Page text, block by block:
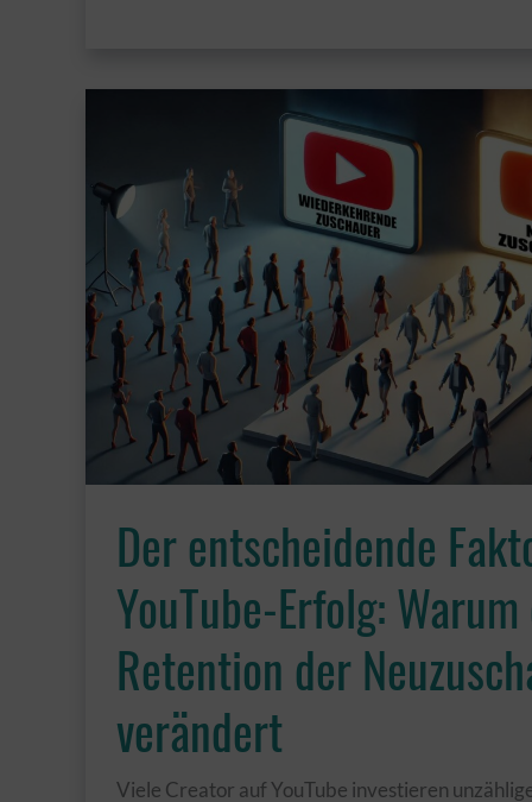
deines
entscheidend
–
und
wie
du
es
richtig
Der entscheidende
YouTube-Erfolg:
Retention der
verändert
Viele Creator auf YouTube investieren